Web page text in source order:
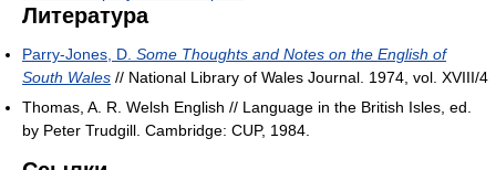
Литература
Parry-Jones, D. Some Thoughts and Notes on the English of
South Wales // National Library of Wales Journal. 1974, vol. XVIII/4
Thomas, A. R. Welsh English // Language in the British Isles, ed.
by Peter Trudgill. Cambridge: CUP, 1984.